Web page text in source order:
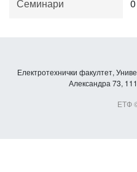
Семинари 0
Електротехнички факултет,
Александра 73,
ЕТФ